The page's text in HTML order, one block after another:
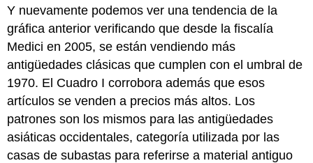
Y nuevamente podemos ver una tendencia de la
gráfica anterior verificando que desde la fiscalía
Medici en 2005, se están vendiendo más
antigüedades clásicas que cumplen con el umbral de
1970. El Cuadro I corrobora además que esos
artículos se venden a precios más altos. Los
patrones son los mismos para las antigüedades
asiáticas occidentales, categoría utilizada por las
casas de subastas para referirse a material antiguo